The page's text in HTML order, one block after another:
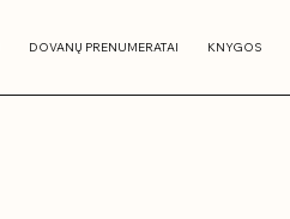
DOVANŲ PRENUMERATAI KNYGOS